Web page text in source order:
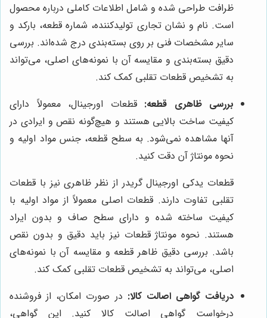
ظرافت طراحی شده و شامل اطلاعات کاملی درباره محصول
است. نام و نشان تجاری تولیدکننده، شماره قطعه، بارکد و
سایر مشخصات فنی بر روی بسته‌بندی درج شده‌اند. بررسی
دقیق بسته‌بندی و مقایسه آن با نمونه‌های اصلی، می‌تواند
به تشخیص قطعات تقلبی کمک کند.
بررسی ظاهری قطعه: قطعات اورجینال، معمولاً دارای
کیفیت ساخت بالایی هستند و هیچ‌گونه نقص و ایرادی در
آنها مشاهده نمی‌شود. به سطح قطعه، جنس مواد اولیه و
نحوه مونتاژ آن دقت کنید.
قطعات یدکی اورجینال گریدر از نظر ظاهری نیز با قطعات
تقلبی تفاوت دارند. قطعات اصلی معمولاً از مواد اولیه با
کیفیت ساخته شده و دارای سطح صاف و بدون ایراد
هستند. نحوه مونتاژ قطعات نیز باید دقیق و بدون نقص
باشد. بررسی دقیق ظاهر قطعه و مقایسه آن با نمونه‌های
اصلی، می‌تواند به تشخیص قطعات تقلبی کمک کند.
دریافت گواهی اصالت کالا: در صورت امکان، از فروشنده
درخواست گواهی اصالت کالا کنید. این گواهی،